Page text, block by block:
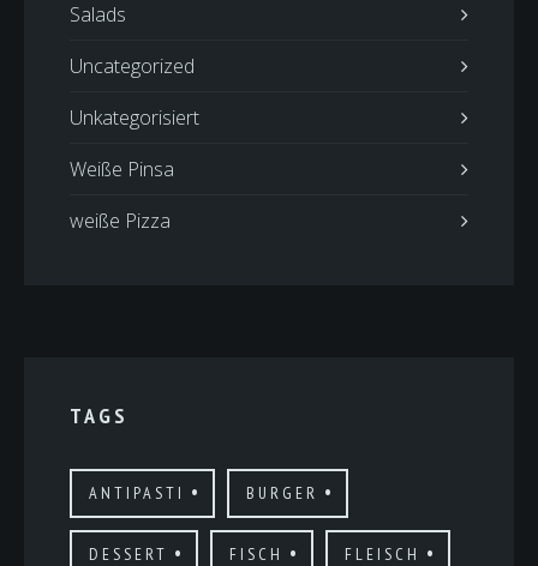
Salads
Uncategorized
Unkategorisiert
Weiße Pinsa
weiße Pizza
TAGS
ANTIPASTI BURGER
DESSERT FISCH FLEISCH